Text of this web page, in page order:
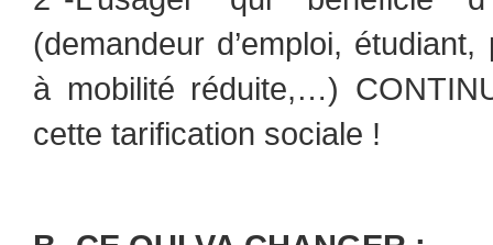
(demandeur d’emploi,
à mobilité réduite,…)
cette tarification sociale !